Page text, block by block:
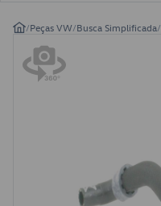
/Peças VW/Busca Simplificada/